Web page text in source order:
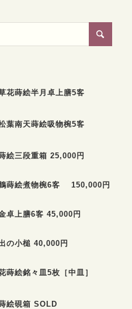
花蒔絵半月卓上膳5客
葉南天蒔絵吸物椀5客
絵三段重箱 25,000円
鶴蒔絵煮物椀6客 150,000円
卓上膳6客 45,000円
の小槌 40,000円
蒔絵銘々皿5枚［中皿］
絵硯箱 SOLD